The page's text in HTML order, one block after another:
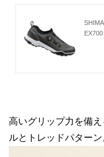
高いグリップ力を備
ルとトレッドパター